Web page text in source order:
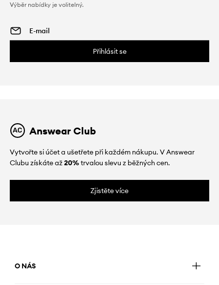
Výběr nabídky je volitelný.
Přihlásit se
Answear Club
Vytvořte si účet a ušetřete při každém nákupu. V Answear
Clubu získáte až20%trvalou slevu z běžných cen.
Zjistěte více
O NÁS